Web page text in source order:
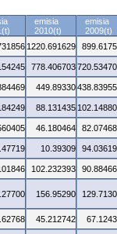
emisia
2010(t)
emisia
2009(t)
1220.691629
778.406703
449.89330
88.131435
46.180464
10.39309
102.232393
156.95290
45.212742